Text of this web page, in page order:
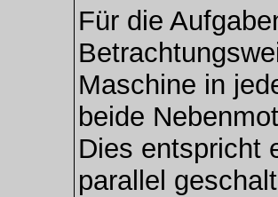
Für die
Maschine in
beide
Dies entspricht
parallel